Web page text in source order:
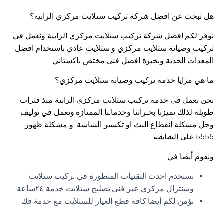
هل تبحث عن افضل شركة تركيب ستلايت مركزي الرابية؟
نوفر لكم افضل شركة تركيب ستلايت مركزي الرابية ونعمل في
تركيب وصيانة ستلايت مركزي و ستلايت عادي باستخدام افضل
المعدات الحدية وبخبرة افضل فني مختص باكستاني.
ما هي مزايا خدمة تركيب وصيانة ستلايت مركزي؟
نحن نعمل في خدمة تركيب ستلايت مركزي الرابية منذ فترات
طويلة لذلك تميزنا بخبراتنا وخدماتنا الممتازة ونعمل في توليف
وحل مشكلة انقطاع البث او تكسير الشاشة او مشكلة ظهور
5555 على الشاشة
ونقوم أيضا في:
نستخدم احدث التقنيات المتطورة في تركيب ستلايت
وسنترال مركزي عبر فني تصليح ستلايت خدمة ٢٤ساعة
نؤمن لكم أيضا كافة قطع الغيار للستلايت مع خدمة فك